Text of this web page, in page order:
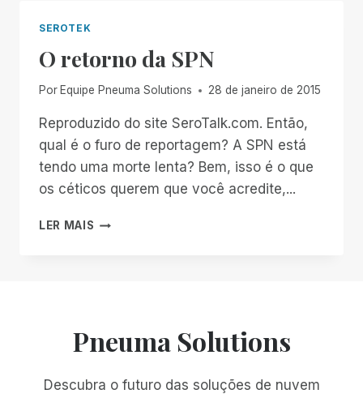
SEROTEK
O retorno da SPN
Por Equipe Pneuma Solutions 28 de janeiro de 2015
Reproduzido do site SeroTalk.com. Então,
qual é o furo de reportagem? A SPN está
tendo uma morte lenta? Bem, isso é o que
os céticos querem que você acredite,...
LER MAIS O
Pneuma Solutions
Descubra o futuro das soluções de nuvem